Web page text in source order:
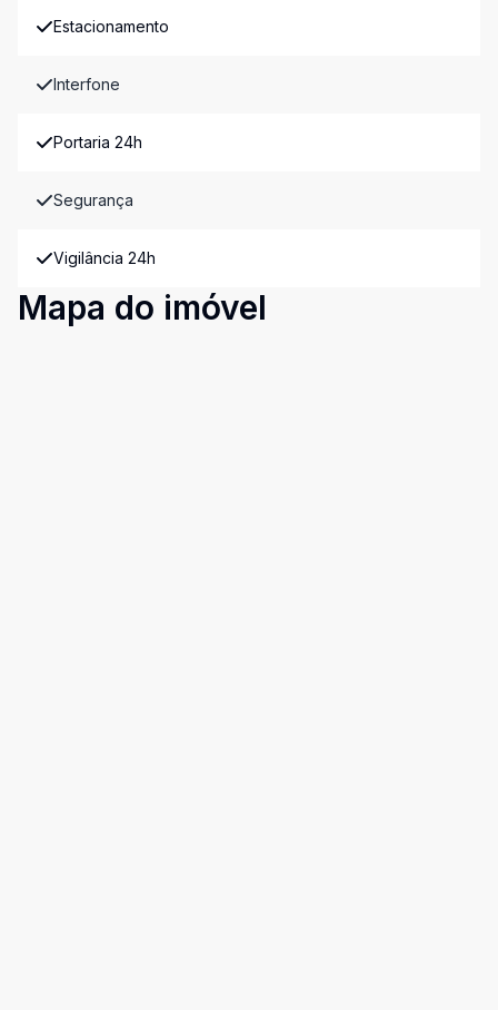
Estacionamento
Interfone
Portaria 24h
Segurança
Vigilância 24h
Mapa do imóvel